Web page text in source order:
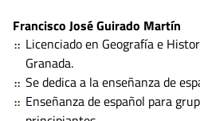
Francisco José Guirado Martín
Licenciado en Geografía e
Granada.
Se dedica a la enseñanza de
Enseñanza de español para